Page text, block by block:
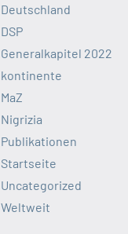
Deutschland
DSP
Generalkapitel 2022
kontinente
MaZ
Nigrizia
Publikationen
Startseite
Uncategorized
Weltweit